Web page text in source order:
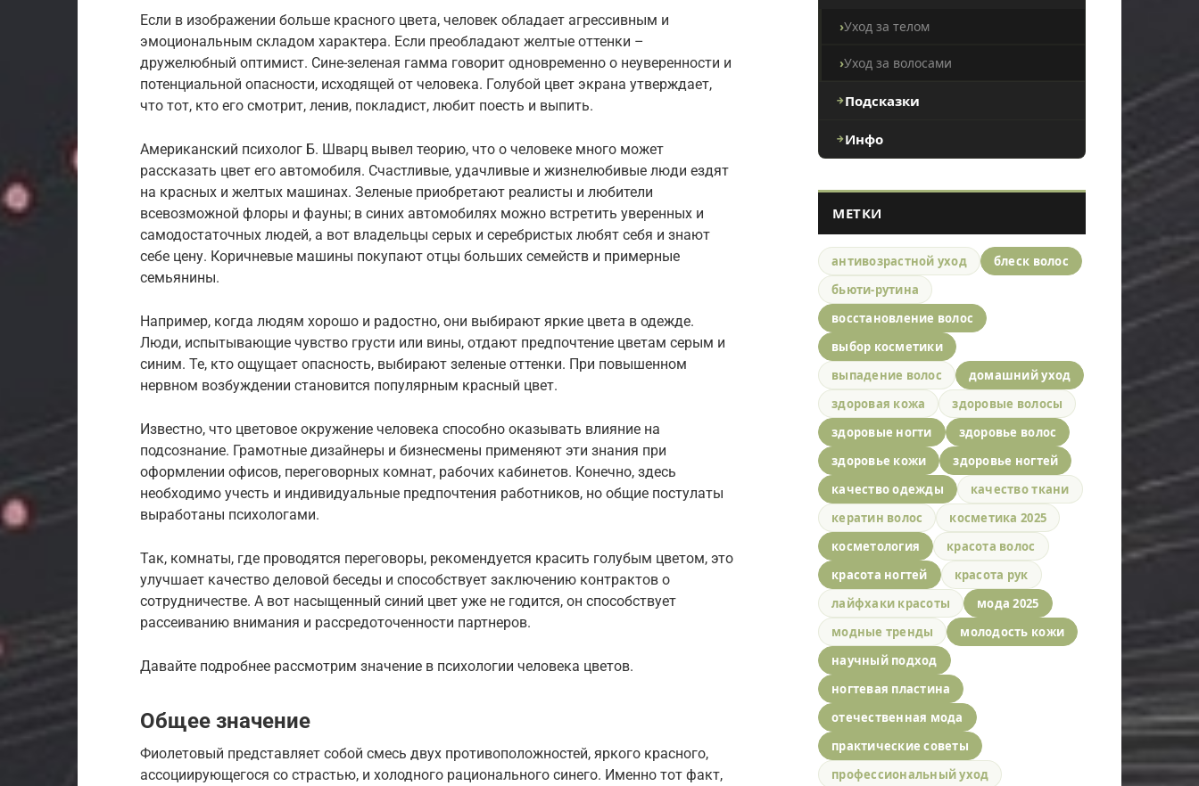
Если в изображении больше красного цвета, человек обладает агрессивным и
эмоциональным складом характера. Если преобладают желтые оттенки –
дружелюбный оптимист. Сине-зеленая гамма говорит одновременно о неуверенности и
потенциальной опасности, исходящей от человека. Голубой цвет экрана утверждает,
что тот, кто его смотрит, ленив, покладист, любит поесть и выпить.
Американский психолог Б. Шварц вывел теорию, что о человеке много может
рассказать цвет его автомобиля. Счастливые, удачливые и жизнелюбивые люди ездят
на красных и желтых машинах. Зеленые приобретают реалисты и любители
всевозможной флоры и фауны; в синих автомобилях можно встретить уверенных и
самодостаточных людей, а вот владельцы серых и серебристых любят себя и знают
себе цену. Коричневые машины покупают отцы больших семейств и примерные
семьянины.
Например, когда людям хорошо и радостно, они выбирают яркие цвета в одежде.
Люди, испытывающие чувство грусти или вины, отдают предпочтение цветам серым и
синим. Те, кто ощущает опасность, выбирают зеленые оттенки. При повышенном
нервном возбуждении становится популярным красный цвет.
Известно, что цветовое окружение человека способно оказывать влияние на
подсознание. Грамотные дизайнеры и бизнесмены применяют эти знания при
оформлении офисов, переговорных комнат, рабочих кабинетов. Конечно, здесь
необходимо учесть и индивидуальные предпочтения работников, но общие постулаты
выработаны психологами.
Так, комнаты, где проводятся переговоры, рекомендуется красить голубым цветом, это
улучшает качество деловой беседы и способствует заключению контрактов о
сотрудничестве. А вот насыщенный синий цвет уже не годится, он способствует
рассеиванию внимания и рассредоточенности партнеров.
Давайте подробнее рассмотрим значение в психологии человека цветов.
Общее значение
Фиолетовый представляет собой смесь двух противоположностей, яркого красного,
ассоциирующегося со страстью, и холодного рационального синего. Именно тот факт,
Уход за телом
Уход за волосами
Подсказки
Инфо
МЕТКИ
антивозрастной уход
блеск волос
бьюти-рутина
восстановление волос
выбор косметики
выпадение волос
домашний уход
здоровая кожа
здоровые волосы
здоровые ногти
здоровье волос
здоровье кожи
здоровье ногтей
качество одежды
качество ткани
кератин волос
косметика 2025
косметология
красота волос
красота ногтей
красота рук
лайфхаки красоты
мода 2025
модные тренды
молодость кожи
научный подход
ногтевая пластина
отечественная мода
практические советы
профессиональный уход